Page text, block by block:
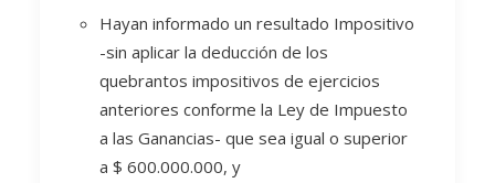
Hayan informado un resultado Impositivo
-sin aplicar la deducción de los
quebrantos impositivos de ejercicios
anteriores conforme la Ley de Impuesto
a las Ganancias- que sea igual o superior
a $ 600.000.000, y